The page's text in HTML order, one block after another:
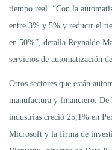
tiempo real. “Con la
entre 3% y 5% y reducir el
en 50%”, detalla Reynaldo
servicios de automatización
Otros sectores que están
manufactura y financiero. De
industrias creció 25,1% en
Microsoft y la firma de